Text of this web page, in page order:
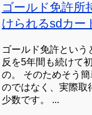
ゴールド免許所
けられるsdカー
ゴールド免許という
反を5年間も続けて
の。 そのためそう
のではなく、実際取
少数です。 ...